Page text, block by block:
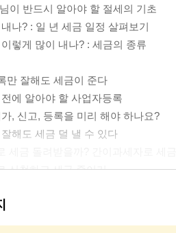
이 반드시 알아야 할 절세의 기초
나? : 일 년 세금 일정 살펴보기
렇게 많이 내나? : 세금의 종류
만 잘해도 세금이 준다
에 알아야 할 사업자등록
, 신고, 등록을 미리 해야 하나요?
해도 세금 덜 낼 수 있다
신청하고 세금 줄이기
하고 세금 줄이기
자등록하기